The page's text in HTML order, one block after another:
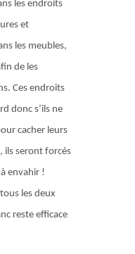
les endroits
et
les meubles,
de les
Ces endroits
donc s’ils ne
cacher leurs
ils seront forcés
envahir !
les deux
reste efficace